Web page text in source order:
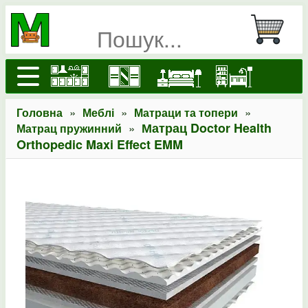
Головна » Меблі » Матраци та топери »
Матрац пружинний » Матрац Doctor Health
Orthopedic Maxi Effect EMM